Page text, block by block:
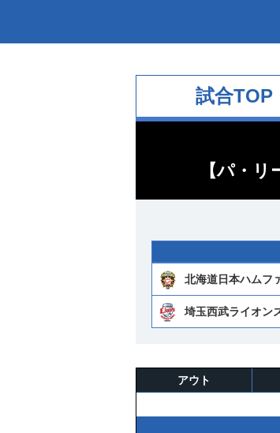
試合TOP
【パ・
北海道日本ハムフ
埼玉西武ライオン
アウト